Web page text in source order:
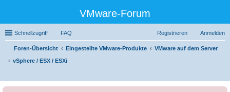
VMware-Forum
Schnellzugriff FAQ Anmelden
Registrieren
Foren-Übersicht Eingestellte VMware-Produkte
VMware auf dem Server
vSphere / ESX / ESXi
uc